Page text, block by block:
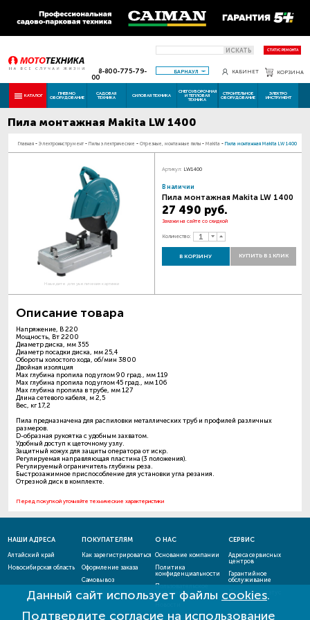
ИСКАТЬ СТАТУС РЕМОНТА
8-800-775-79-
00
БАРНАУЛ КАБИНЕТ КОРЗИНА
КАТАЛОГ ПНЕВМО
ОБОРУДОВАНИЕ
САДОВАЯ
ТЕХНИКА СИЛОВАЯ ТЕХНИКА
СНЕГОУБОРОЧНАЯ
И ТЕПЛОВАЯ
ТЕХНИКА
СТРОИТЕЛЬНОЕ
ОБОРУДОВАНИЕ
ЭЛЕКТРО
ИНСТРУМЕНТ
Пила монтажная Makita LW 1400
Главная - Электроинструмент - Пилы электрические - Отрезные, монтажные пилы - Makita - Пила монтажная Makita LW 1400
Наведите для увеличения картинки
Артикул: LW1400
В наличии
Пила монтажная Makita LW 1400
27 490 руб.
Закажи на сайте со скидкой
Количество:
В КОРЗИНУ КУПИТЬ В 1 КЛИК
Описание товара
Напряжение, В 220
Мощность, Вт 2200
Диаметр диска, мм 355
Диаметр посадки диска, мм 25,4
Обороты холостого хода, об/мин 3800
Двойная изоляция
Max глубина пропила под углом 90 град., мм 119
Max глубина пропила под углом 45 град., мм 106
Max глубина пропила в трубе, мм 127
Длина сетевого кабеля, м 2,5
Вес, кг 17,2
Пила предназначена для распиловки металлических труб и профилей различных
размеров.
D-образная рукоятка с удобным захватом.
Удобный доступ к щеточному узлу.
Защитный кожух для защиты оператора от искр.
Регулируемая направляющая пластина (3 положения).
Регулируемый ограничитель глубины реза.
Быстрозажимное приспособление для установки угла резания.
Отрезной диск в комплекте.
Перед покупкой уточняйте технические характеристики
Данный сайт использует файлы cookies.
Подтвердите согласие на использование
НАШИ АДРЕСА
Алтайский край
Новосибирская область
ПОКУПАТЕЛЯМ
Как зарегистрироваться
Оформление заказа
Самовывоз
Способы оплаты
О НАС
Основание компании
Политика
конфиденциальности
Пользовательское
соглашение
Акции и скидки
СЕРВИС
Адреса сервисных
центров
Гарантийное
обслуживание
Проверить статус
ремонта